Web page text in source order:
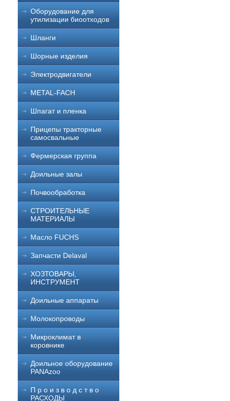
Оборудование для
утилизации биоотходов
Шланги
Шорные изделия
Электродвигатели
METAL-FACH
Шпагат и пленка
Прицепы тракторные
самосвальные
Фермерская группа
Доильные залы
Почвообработка
СТРОИТЕЛЬНЫЕ
МАТЕРИАЛЫ
Масло FUCHS
Запчасти Delaval
ХОЗТОВАРЫ,
ИНСТРУМЕНТ
Доильные аппараты
Молокопроводы
Микроклимат в
коровнике
Доильное оборудование
PANAzoo
П р о и з в о д с т в о
РАСХОДЫ